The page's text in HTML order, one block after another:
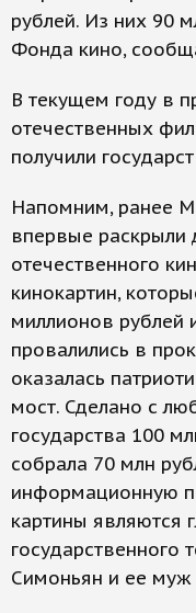
рублей. Из них 90
Фонда кино,
В текущем году в
отечественных
получили
Напомним, ранее
впервые раскрыли
отечественного
кинокартин,
миллионов рублей
провалились в
оказалась
мост. Сделано с
государства 100
собрала 70 млн
информационную
картины являются
государственного
Симоньян и ее муж